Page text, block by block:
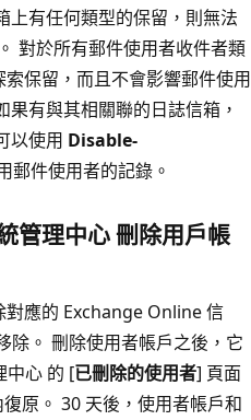
上有任何類型的保留，則無法
對於所有郵件使用者收件者類
保留，而且不會影響郵件使用
有與其相關聯的日誌信箱，
以使用 Disable-
郵件使用者的記錄。
管理中心 刪除用戶帳
對應的 Exchange Online 信
除。 刪除使用者帳戶之後，它
心 的 [已刪除的使用者] 頁面
原。 30 天後，使用者帳戶和